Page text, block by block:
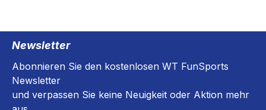
Newsletter
Abonnieren Sie den kostenlosen WT FunSports
Newsletter
und verpassen Sie keine Neuigkeit oder Aktion mehr